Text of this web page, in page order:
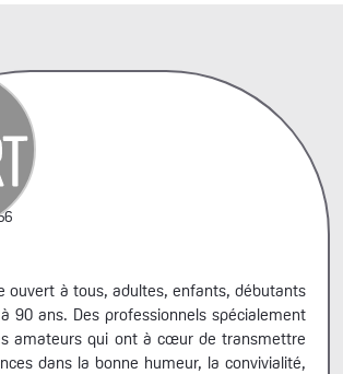
ouvert à tous, adultes, enfants, débutants
90 ans. Des professionnels spécialement
amateurs qui ont à cœur de transmettre
dans la bonne humeur, la convivialité,